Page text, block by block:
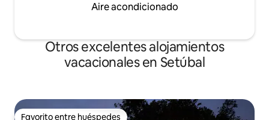
Aire acondicionado
Otros excelentes alojamientos
vacacionales en Setúbal
Favorito entre huéspedes